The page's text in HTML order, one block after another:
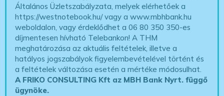
Általános Üzletszabályzata, melyek elérhetőek a
https://westnotebook.hu/vagy a www.mbhbank.hu
weboldalon, vagy érdeklődhet a 06 80 350 350-es
díjmentesen hívható Telebankon! A THM
meghatározása az aktuális feltételek, illetve a
hatályos jogszabályok figyelembevételével történt és
a feltételek változása esetén a mértéke módosulhat.
A FRIKO CONSULTING Kft az MBH Bank Nyrt. függő
ügynöke.